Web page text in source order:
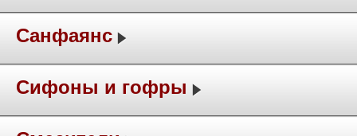
Санфаянс
Сифоны и гофры